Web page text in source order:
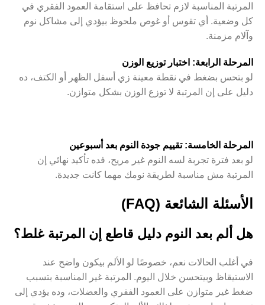
المرتبة المناسبة لازم تحافظ على استقامة العمود الفقري في
كل وضعية. أي تقوس أو غوص ملحوظ بيؤدي إلى مشاكل نوم
وآلام مزمنة.
المرحلة الرابعة: اختبار توزيع الوزن
لو بتحس بضغط في نقطة معينة زي أسفل الظهر أو الكتف، ده
دليل على إن المرتبة لا توزع الوزن بشكل متوازن.
المرحلة الخامسة: تقييم جودة النوم بعد أسبوعين
لو بعد فترة تجربة لسه النوم غير مريح، فده تأكيد نهائي إن
المرتبة مش مناسبة لطريقة نومك مهما كانت جديدة.
الأسئلة الشائعة (FAQ)
هل ألم بعد النوم دليل قاطع إن المرتبة غلط؟
في أغلب الحالات نعم، خصوصًا لو الألم بيكون واضح عند
الاستيقاظ وبيتحسن خلال اليوم. المرتبة غير المناسبة بتسبب
ضغط غير متوازن على العمود الفقري والعضلات، وده يؤدي إلى